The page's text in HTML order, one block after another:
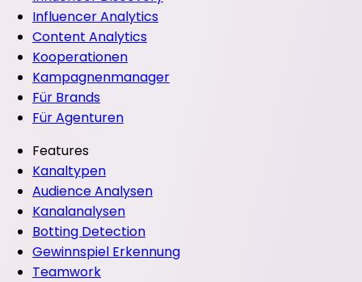
Influencer Analytics
Content Analytics
Kooperationen
Kampagnenmanager
Für Brands
Für Agenturen
Features
Kanaltypen
Audience Analysen
Kanalanalysen
Botting Detection
Gewinnspiel Erkennung
Teamwork